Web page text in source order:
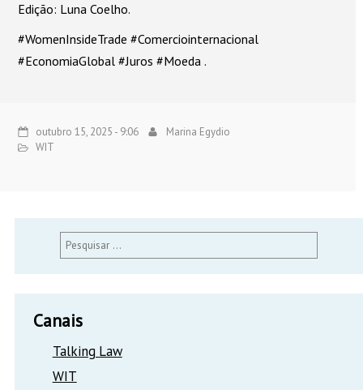
Pesquisar
por:
Canais
Talking Law
WIT
Edição: Luna Coelho.
#WomenInsideTrade #Comerciointernacional
#EconomiaGlobal #Juros #Moeda .
outubro 15, 2025 - 9:06
Marina Egydio
WIT